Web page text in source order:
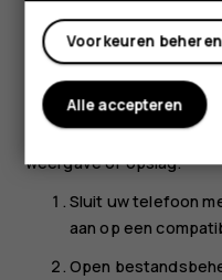
Mijn account
Tik opInschakelen.
Inhoud kopiëren
U kunt foto's, video's en
gemaakt tussen uw
weergave of opslag.
Sluit uw telefoon
aan op een
Open
Voorkeuren beheren
Alle accepteren